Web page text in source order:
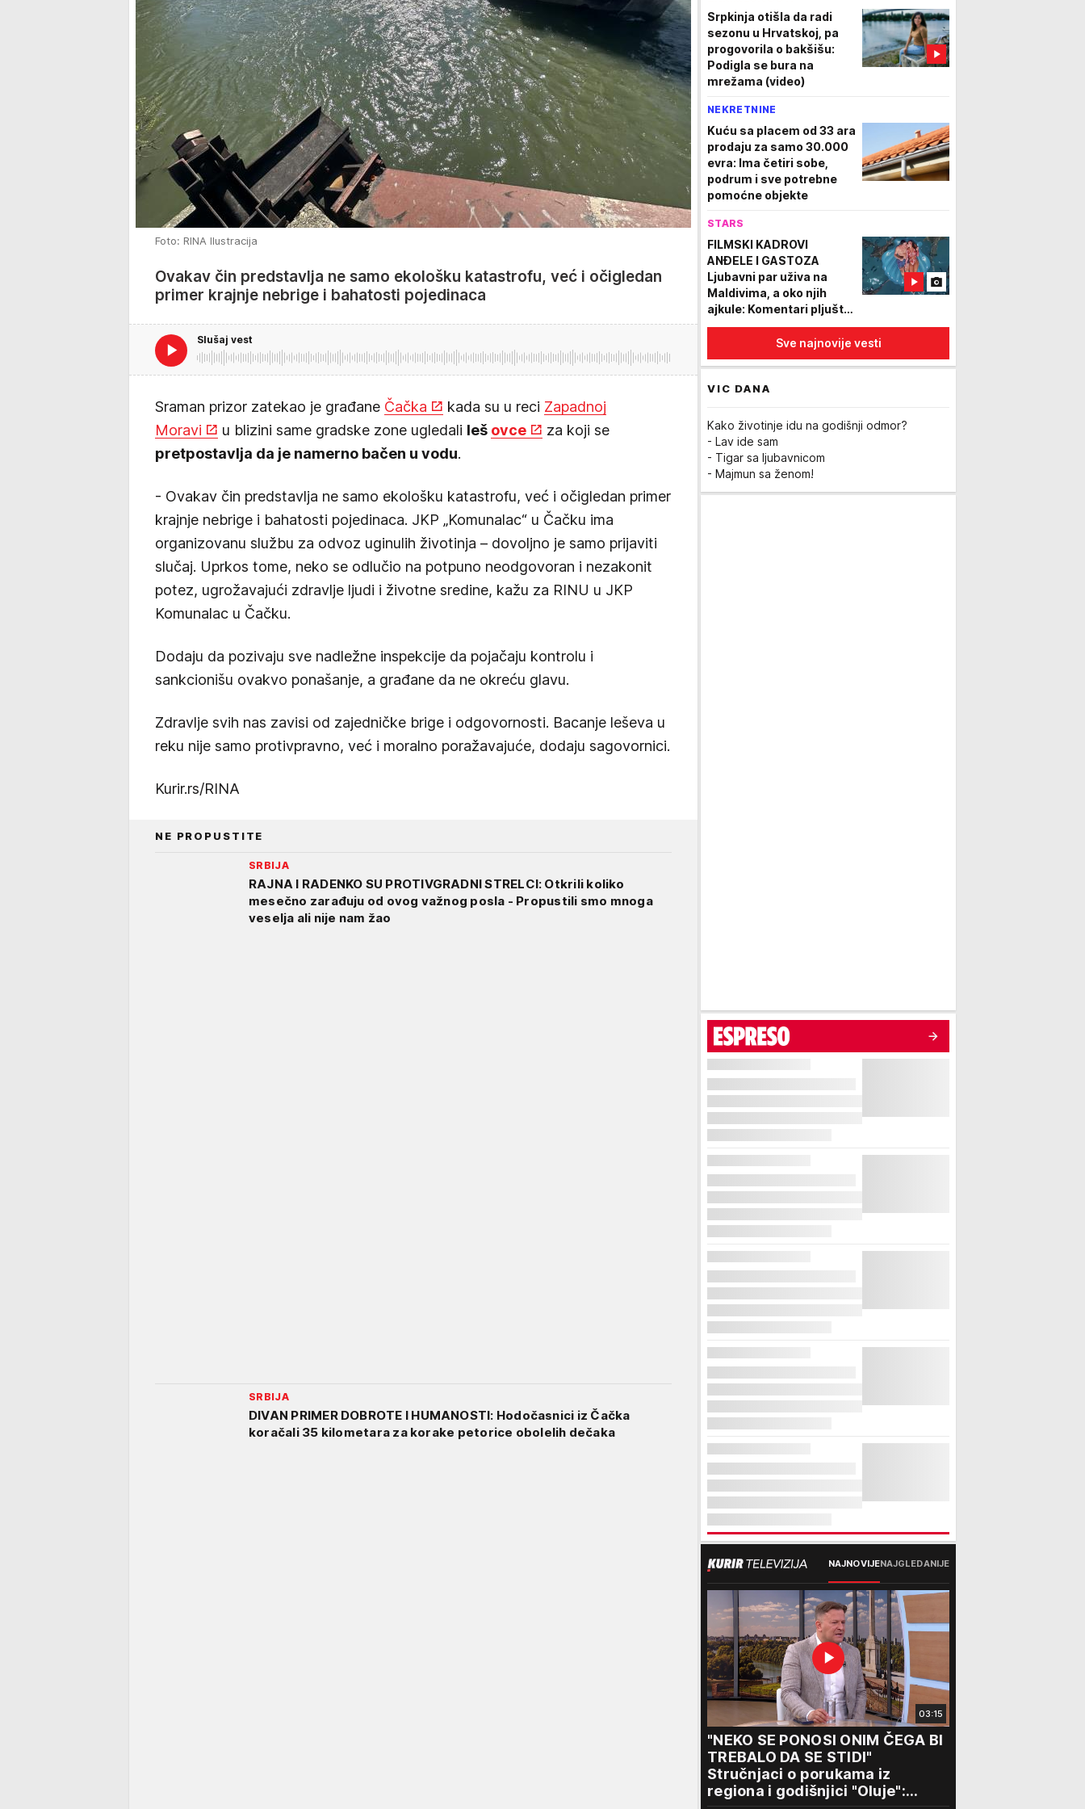
Foto: RINA Ilustracija
Ovakav čin predstavlja ne samo ekološku katastrofu, već i očigledan
primer krajnje nebrige i bahatosti pojedinaca
Slušaj vest
Sraman prizor zatekao je građane Čačka kada su u reci Zapadnoj
Moravi
u blizini same gradske zone ugledali leš ovce
za koji se
pretpostavlja da je namerno bačen u vodu.
- Ovakav čin predstavlja ne samo ekološku katastrofu, već i očigledan primer
krajnje nebrige i bahatosti pojedinaca. JKP „Komunalac“ u Čačku ima
organizovanu službu za odvoz uginulih životinja – dovoljno je samo prijaviti
slučaj. Uprkos tome, neko se odlučio na potpuno neodgovoran i nezakonit
potez, ugrožavajući zdravlje ljudi i životne sredine, kažu za RINU u JKP
Komunalac u Čačku.
Dodaju da pozivaju sve nadležne inspekcije da pojačaju kontrolu i
sankcionišu ovakvo ponašanje, a građane da ne okreću glavu.
Zdravlje svih nas zavisi od zajedničke brige i odgovornosti. Bacanje leševa u
reku nije samo protivpravno, već i moralno poražavajuće, dodaju sagovornici.
Kurir.rs/RINA
NE PROPUSTITE
SRBIJA
RAJNA I RADENKO SU PROTIVGRADNI STRELCI: Otkrili koliko
mesečno zarađuju od ovog važnog posla - Propustili smo mnoga
veselja ali nije nam žao
SRBIJA
DIVAN PRIMER DOBROTE I HUMANOSTI: Hodočasnici iz Čačka
koračali 35 kilometara za korake petorice obolelih dečaka
Srpkinja otišla da radi
sezonu u Hrvatskoj, pa
progovorila o bakšišu:
Podigla se bura na
mrežama (video)
NEKRETNINE
Kuću sa placem od 33 ara
prodaju za samo 30.000
evra: Ima četiri sobe,
podrum i sve potrebne
pomoćne objekte
STARS
FILMSKI KADROVI
ANĐELE I GASTOZA
Ljubavni par uživa na
Maldivima, a oko njih
ajkule: Komentari pljušte
na sve strane
Sve najnovije vesti
VIC DANA
Kako životinje idu na godišnji odmor?
- Lav ide sam
- Tigar sa ljubavnicom
- Majmun sa ženom!
NAJNOVIJENAJGLEDANIJE
03:15
"NEKO SE PONOSI ONIM ČEGA BI
TREBALO DA SE STIDI"
Stručnjaci o porukama iz
regiona i godišnjici "Oluje":